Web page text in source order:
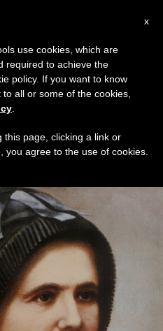
‘Clelia
x
use cookies, which are
required to achieve the
policy. If you want to know
all or some of the cookies,
this page, clicking a link or
you agree to the use of cookies.